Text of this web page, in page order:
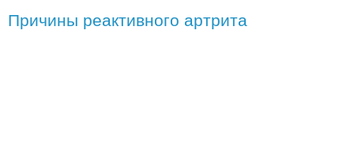
Причины реактивного артрита